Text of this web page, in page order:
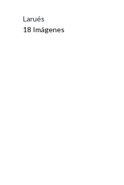
Larués
18 Imágenes